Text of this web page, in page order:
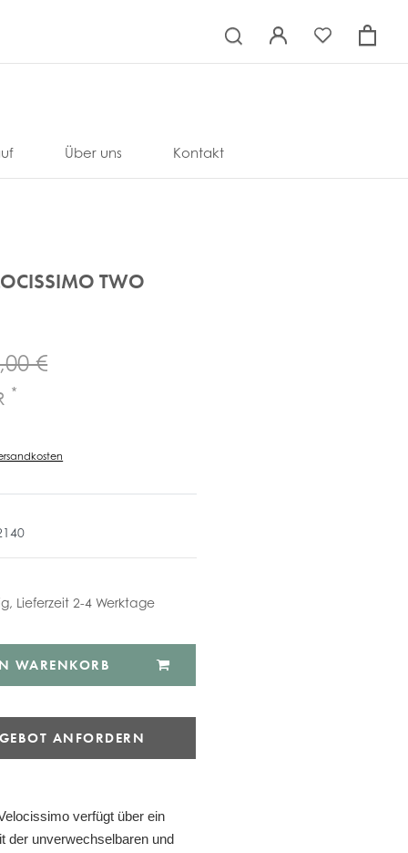
×
Über uns Kontakt
TWO
€
*
Lieferzeit 2-4 Werktage
WARENKORB
ANFORDERN
verfügt über ein
der unverwechselbaren und